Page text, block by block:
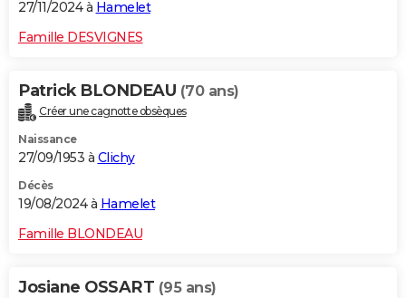
S'inscrire
Se connecter
Lycées
Collèges
Primaires
Universités
Entreprises
Service militaire
Avis de recherche
AVIS DE DÉCÈS
FORUM
Bricolage
Culture
Television
Voyage
27/11/2024 à Hamelet
Famille DESVIGNES
Patrick BLONDEAU (70 ans)
Créer une cagnotte obsèques
Naissance
27/09/1953 à Clichy
Décès
19/08/2024 à Hamelet
Famille BLONDEAU
Josiane OSSART (95 ans)